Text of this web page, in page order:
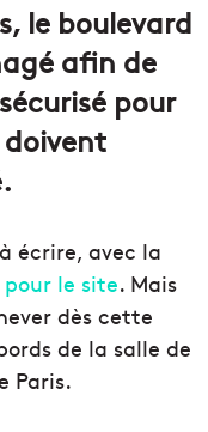
le boulevard
afin de
pour
doivent
écrire, avec la
le site. Mais
dès cette
de la salle de
Paris.